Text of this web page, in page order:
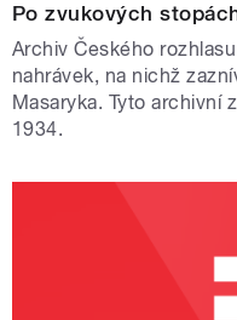
Po zvukových
Archiv Českého
nahrávek, na nichž
Masaryka. Tyto archivní
1934.